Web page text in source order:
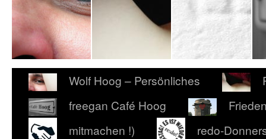
Wolf Hoog – Persönliches
freegan Café Hoog
mitmachen !)
redo-